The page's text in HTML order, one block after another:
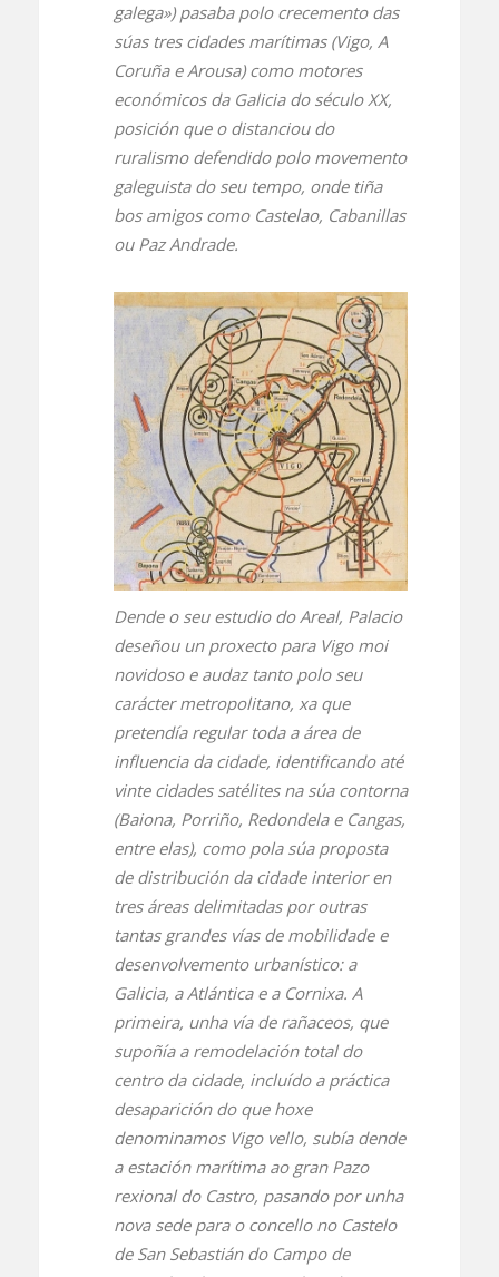
galega») pasaba polo crecemento das
súas tres cidades marítimas (Vigo, A
Coruña e Arousa) como motores
económicos da Galicia do século XX,
posición que o distanciou do
ruralismo defendido polo movemento
galeguista do seu tempo, onde tiña
bos amigos como Castelao, Cabanillas
ou Paz Andrade.
Dende o seu estudio do Areal, Palacio
deseñou un proxecto para Vigo moi
novidoso e audaz tanto polo seu
carácter metropolitano, xa que
pretendía regular toda a área de
influencia da cidade, identificando até
vinte cidades satélites na súa contorna
(Baiona, Porriño, Redondela e Cangas,
entre elas), como pola súa proposta
de distribución da cidade interior en
tres áreas delimitadas por outras
tantas grandes vías de mobilidade e
desenvolvemento urbanístico: a
Galicia, a Atlántica e a Cornixa. A
primeira, unha vía de rañaceos, que
supoñía a remodelación total do
centro da cidade, incluído a práctica
desaparición do que hoxe
denominamos Vigo vello, subía dende
a estación marítima ao gran Pazo
rexional do Castro, pasando por unha
nova sede para o concello no Castelo
de San Sebastián do Campo de